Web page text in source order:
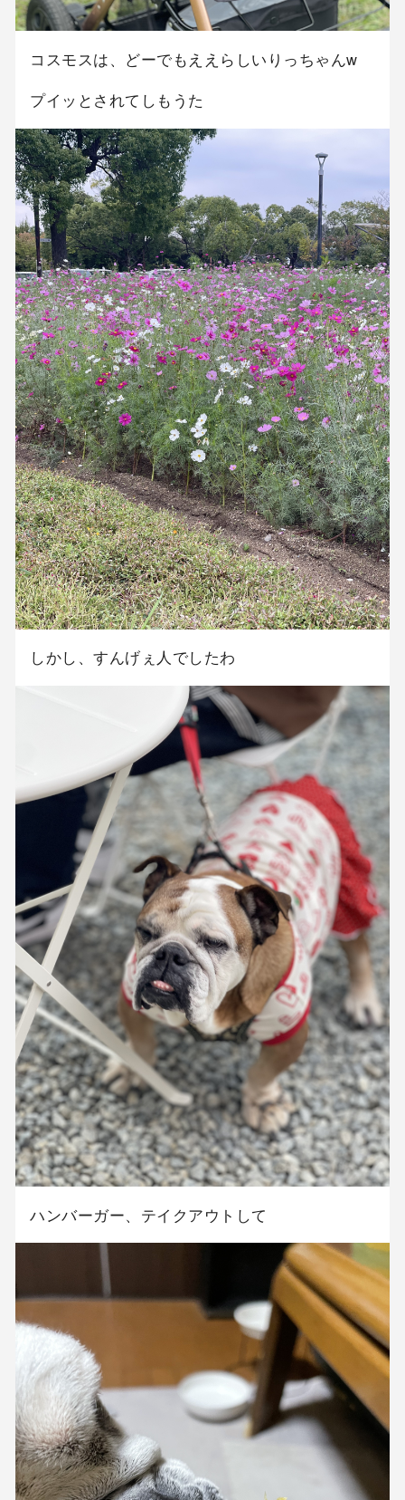
コスモスは、どーでもええらしいりっちゃんw
プイッとされてしもうた
しかし、すんげぇ人でしたわ
ハンバーガー、テイクアウトして